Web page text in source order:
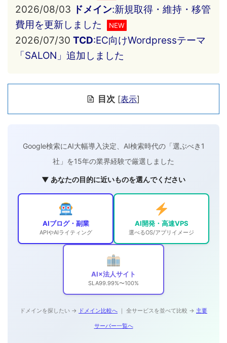
2026/08/03 ドメイン:新規取得・維持・移管
費用を更新しました
NEW
2026/07/30 TCD:EC向けWordpressテーマ
「SALON」追加しました
目次 [表示]
Google検索にAI大幅導入決定、AI検索時代の「選ぶべき1
社」を15年の業界経験で厳選しました
▼ あなたの目的に近いものを選んでください
AIブログ・副業
APIやAIライティング
AI開発・高速VPS
選べるOS/アプリイメージ
AI×法人サイト
SLA99.99%〜100%
ドメインを探したい → ドメイン比較へ ｜ 全サービスを並べて比較 → 主要
サーバー一覧へ